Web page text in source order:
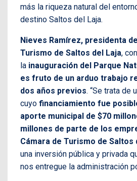
más la riqueza natural del
destino Saltos del Laja.
Nieves Ramírez, presidenta
Turismo de Saltos del Laja,
la inauguración del Parque
es fruto de un arduo trabajo
dos años previos. “Se trata de
cuyo financiamiento fue
aporte municipal de $70
millones de parte de los
Cámara de Turismo de Saltos
una inversión pública y privada
nos entregue la administración